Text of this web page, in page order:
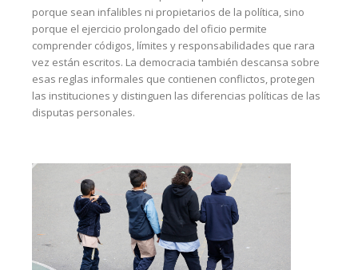
porque sean infalibles ni propietarios de la política, sino
porque el ejercicio prolongado del oficio permite
comprender códigos, límites y responsabilidades que rara
vez están escritos. La democracia también descansa sobre
esas reglas informales que contienen conflictos, protegen
las instituciones y distinguen las diferencias políticas de las
disputas personales.